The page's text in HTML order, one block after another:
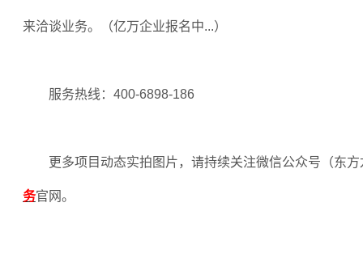
来洽谈业务。（亿万企业报名中...）
服务热线： 400-6898-186
更多项目动态实拍图片，请持续关注微信公众号（东
务官网。